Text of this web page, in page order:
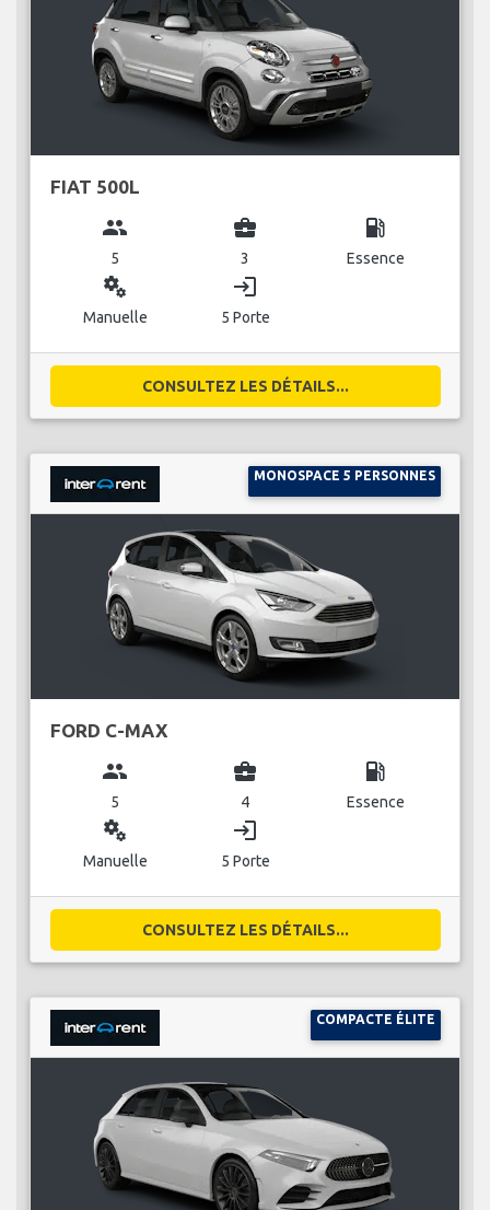
FIAT 500L
group
5
business_center
3
local_gas_station
Essence
miscellaneous_services
Manuelle
login
5 Porte
CONSULTEZ LES DÉTAILS...
MONOSPACE 5 PERSONNES
FORD C-MAX
group
5
business_center
4
local_gas_station
Essence
miscellaneous_services
Manuelle
login
5 Porte
CONSULTEZ LES DÉTAILS...
COMPACTE ÉLITE